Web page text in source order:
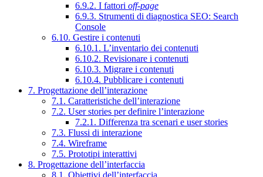
6.9.2. I fattori off-page
6.9.3. Strumenti di diagnostica SEO: Search
Console
6.10. Gestire i contenuti
6.10.1. L’inventario dei contenuti
6.10.2. Revisionare i contenuti
6.10.3. Migrare i contenuti
6.10.4. Pubblicare i contenuti
7. Progettazione dell’interazione
7.1. Caratteristiche dell’interazione
7.2. User stories per definire l’interazione
7.2.1. Differenza tra scenari e user stories
7.3. Flussi di interazione
7.4. Wireframe
7.5. Prototipi interattivi
8. Progettazione dell’interfaccia
8.1. Obiettivi dell’interfaccia